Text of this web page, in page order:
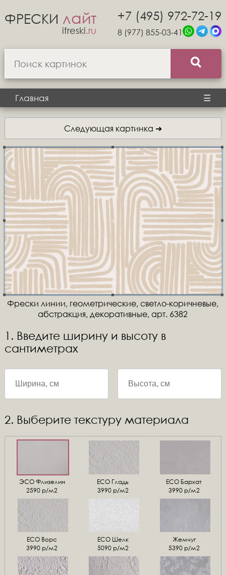
ФРЕСКИ лайт
ifreski.ru
+7 (495) 972-72-19
8 (977) 855-03-41
Главная ☰
Следующая картинка ➜
Фрески линии, геометрические, светло-коричневые,
абстракция, декоративные, арт. 6382
1. Введите ширину и высоту в
сантиметрах
2. Выберите текстуру материала
ЭСО Флизелин
2590 р/м2
ЕСО Гладь
3990 р/м2
ECO Бархат
3990 р/м2
ЕСО Ворс
3990 р/м2
ЕСО Шелк
5090 р/м2
Жемчуг
5390 р/м2